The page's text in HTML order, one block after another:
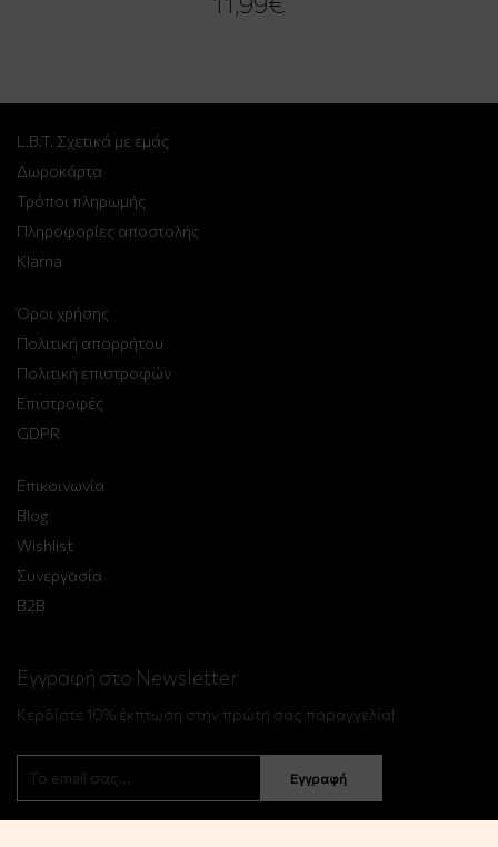
L.B.T. Σχετικά με εμάς
Δωροκάρτα
Τρόποι πληρωμής
Πληροφορίες αποστολής
Klarna
Όροι χρήσης
Πολιτική απορρήτου
Πολιτική επιστροφών
Επιστροφές
GDPR
Επικοινωνία
Blog
Wishlist
Συνεργασία
B2B
Εγγραφή στο Newsletter
Κερδίστε 10% έκπτωση στην πρώτη σας παραγγελία!
Εγγραφή